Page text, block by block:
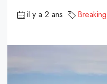
il y a 2 ans